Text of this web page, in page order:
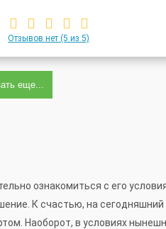
Отзывов нет (5 из 5)
еще...
ознакомиться с его
К счастью, на
Наоборот, в условиях